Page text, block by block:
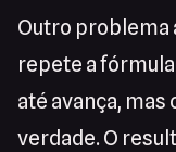
Outro problema
repete a
até avança, mas
verdade. O